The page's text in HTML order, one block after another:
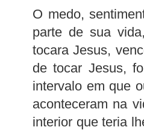
O medo,
parte de sua
tocara Jesus,
de tocar Jesus,
intervalo em que
aconteceram na
interior que teria